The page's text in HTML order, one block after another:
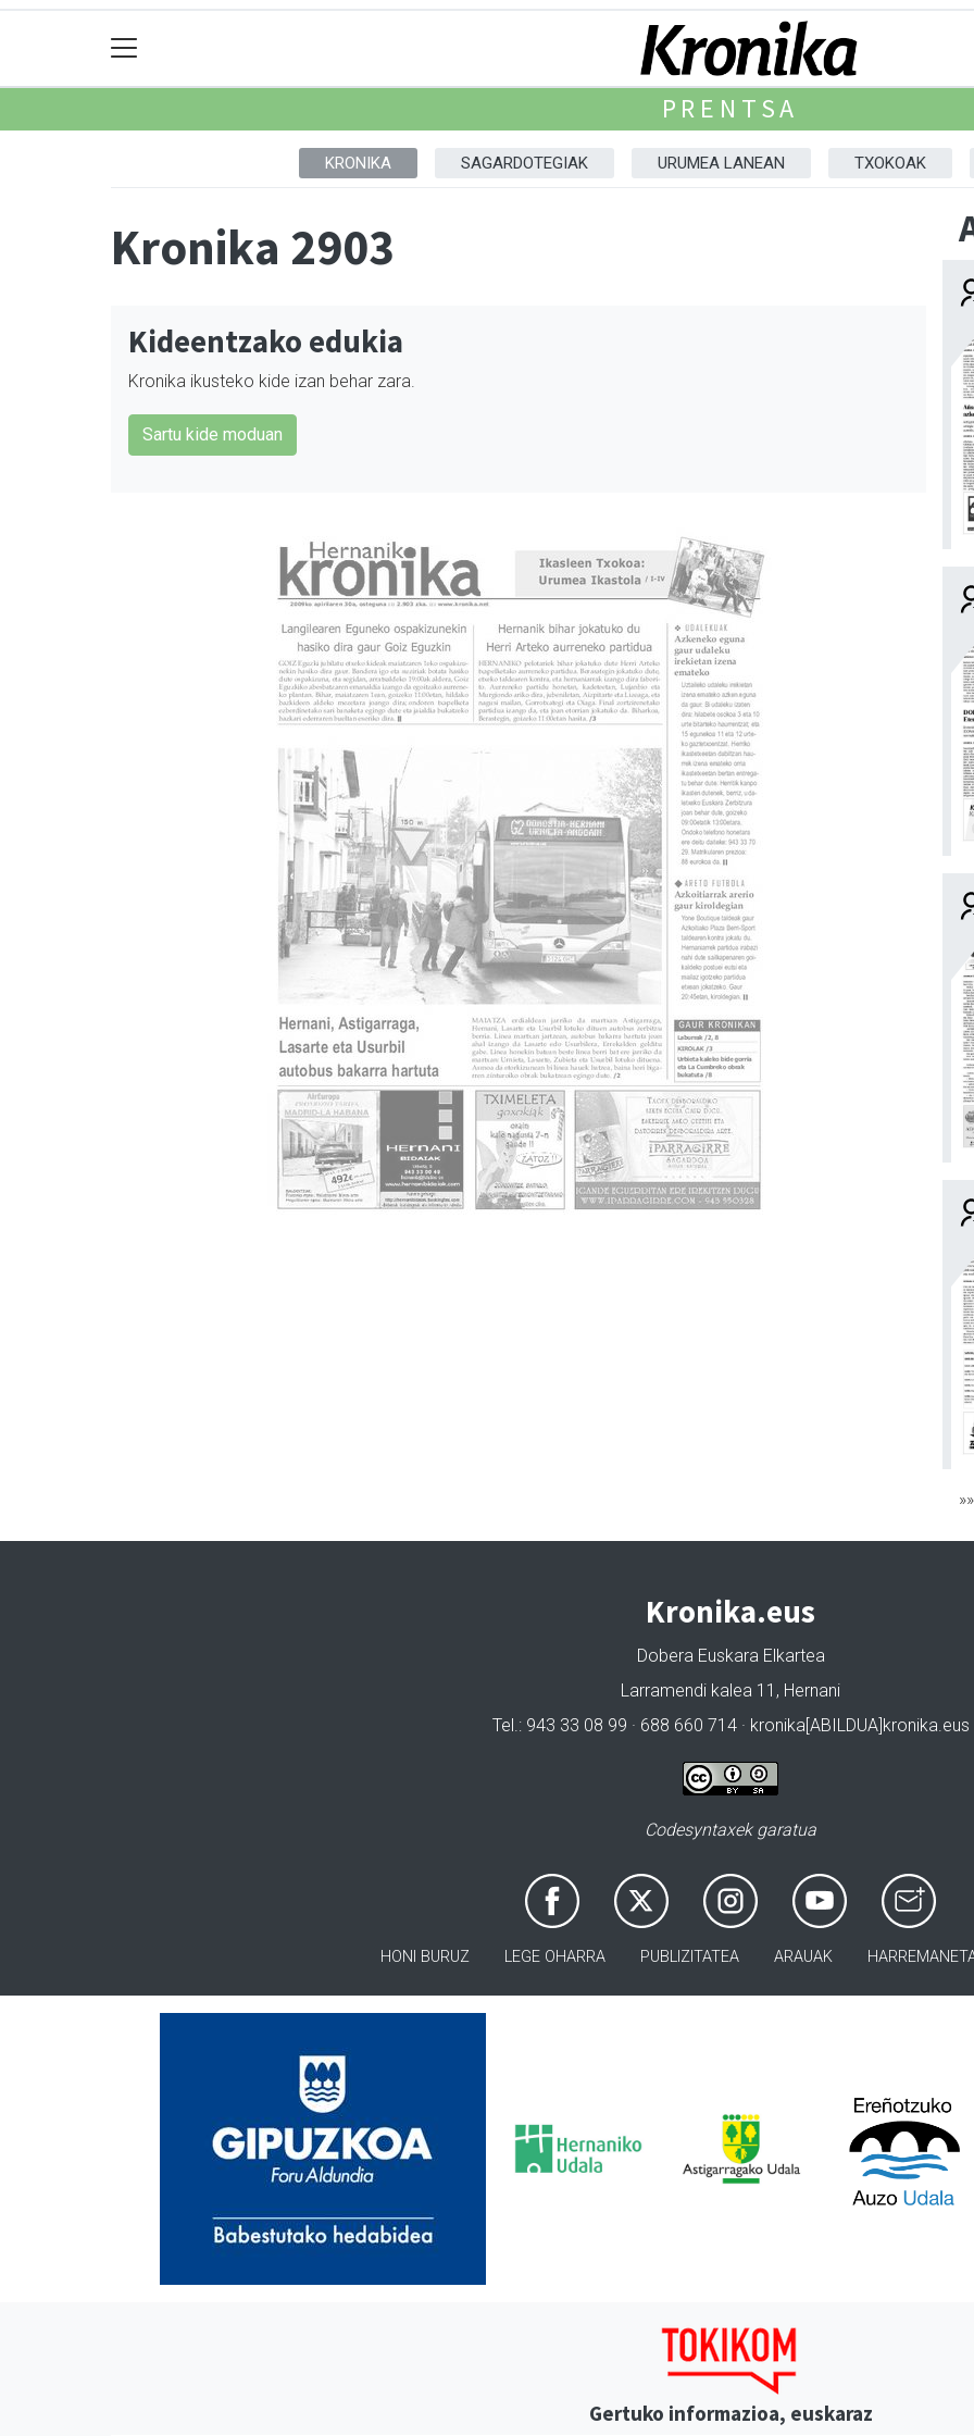
PRENTSA
KRONIKA SAGARDOTEGIAK URUMEA LANEAN TXOKOAK
Kronika 2903
Kideentzako edukia
Kronika ikusteko kide izan behar zara.
Sartu kide moduan
»»
Kronika.eus
Dobera Euskara Elkartea
Larramendi kalea 11, Hernani
Tel.: 943 33 08 99 · 688 660 714 · kronika[ABILDUA]kronika.eus
Codesyntaxek garatua
HONI BURUZ LEGE OHARRA PUBLIZITATEA ARAUAK
Gertuko informazioa, euskaraz